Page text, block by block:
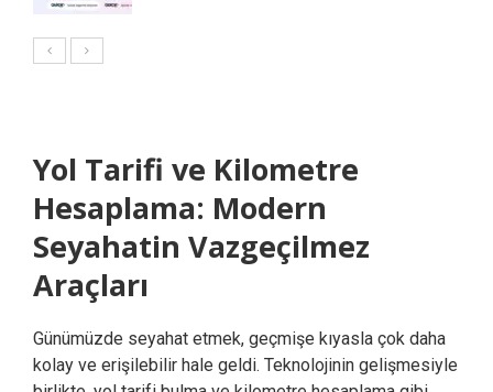
Yol Tarifi ve Kilometre
Hesaplama: Modern
Seyahatin Vazgeçilmez
Araçları
Günümüzde seyahat etmek, geçmişe kıyasla çok daha
kolay ve erişilebilir hale geldi. Teknolojinin gelişmesiyle